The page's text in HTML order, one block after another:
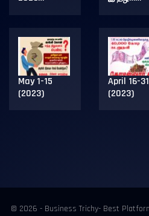
May 1-15
(2023)
April 16-31
(2023)
© 2026 - Business Trichy- Best